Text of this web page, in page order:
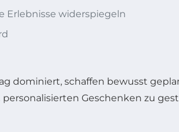
Erlebnisse widerspiegeln
dominiert, schaffen bewusst
Geschenken zu